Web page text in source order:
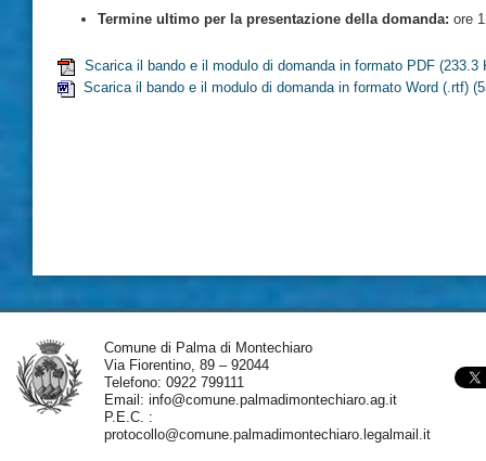
Termine ultimo per la presentazione della domanda: ore
Scarica il bando e il modulo di domanda in formato PDF (233.3
Scarica il bando e il modulo di domanda in formato Word (.rtf)
Comune di Palma di Montechiaro
Via Fiorentino, 89 – 92044
Telefono: 0922 799111
Email: info@comune.palmadimontechiaro.ag.it
P.E.C. :
protocollo@comune.palmadimontechiaro.legalmail.it